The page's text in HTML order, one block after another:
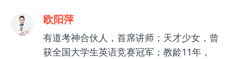
欧阳萍
有道考神合伙人，首席讲师；天才少女，曾
获全国大学生英语竞赛冠军；教龄11年，